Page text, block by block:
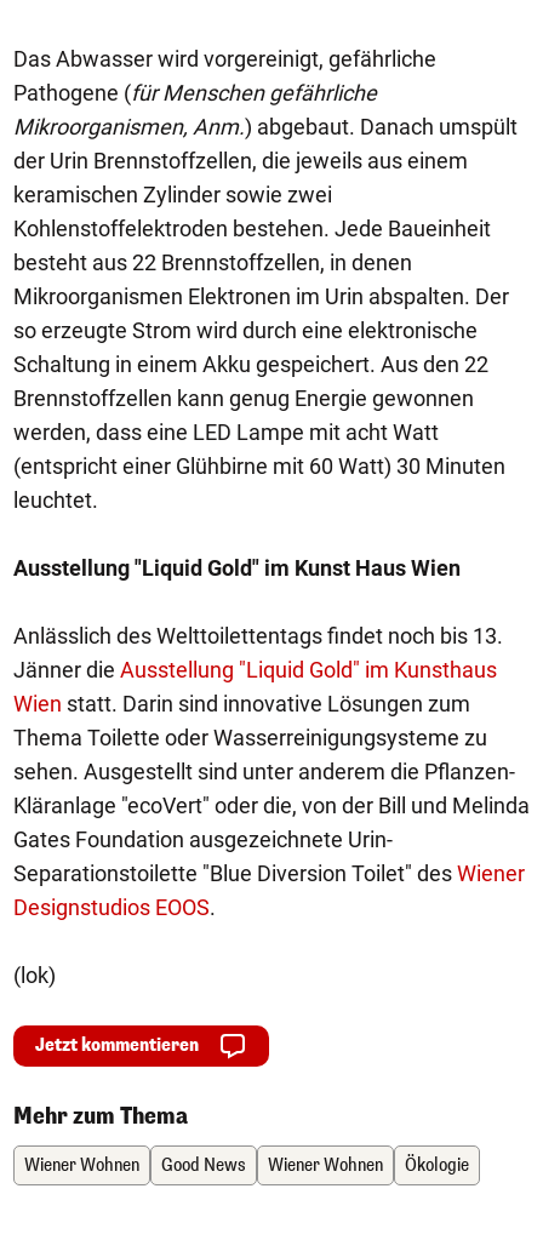
Das Abwasser wird vorgereinigt, gefährliche
Pathogene (für Menschen gefährliche
Mikroorganismen, Anm.) abgebaut. Danach umspült
der Urin Brennstoffzellen, die jeweils aus einem
keramischen Zylinder sowie zwei
Kohlenstoffelektroden bestehen. Jede Baueinheit
besteht aus 22 Brennstoffzellen, in denen
Mikroorganismen Elektronen im Urin abspalten. Der
so erzeugte Strom wird durch eine elektronische
Schaltung in einem Akku gespeichert. Aus den 22
Brennstoffzellen kann genug Energie gewonnen
werden, dass eine LED Lampe mit acht Watt
(entspricht einer Glühbirne mit 60 Watt) 30 Minuten
leuchtet.
Ausstellung "Liquid Gold" im Kunst Haus Wien
Anlässlich des Welttoilettentags findet noch bis 13.
Jänner die Ausstellung "Liquid Gold" im Kunsthaus
Wien statt. Darin sind innovative Lösungen zum
Thema Toilette oder Wasserreinigungsysteme zu
sehen. Ausgestellt sind unter anderem die Pflanzen-
Kläranlage "ecoVert" oder die, von der Bill und Melinda
Gates Foundation ausgezeichnete Urin-
Separationstoilette "Blue Diversion Toilet" desWiener
Designstudios EOOS.
(lok)
Jetzt kommentieren
Mehr zum Thema
Wiener Wohnen Good News Wiener Wohnen Ökologie